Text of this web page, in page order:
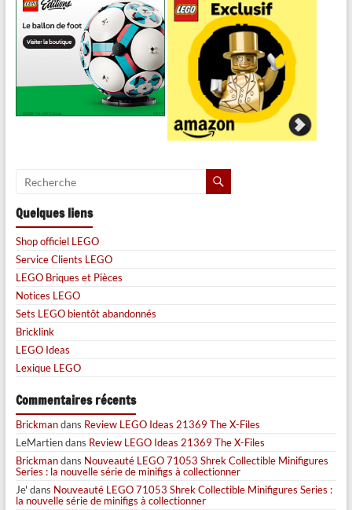
Quelques liens
Shop officiel LEGO
Service Clients LEGO
LEGO Briques et Pièces
Notices LEGO
Sets LEGO bientôt abandonnés
Bricklink
LEGO Ideas
Lexique LEGO
Commentaires récents
Brickmandans Review LEGO Ideas 21369 The X-Files
LeMartiendans Review LEGO Ideas 21369 The X-Files
Brickmandans Nouveauté LEGO 71053 Shrek Collectible Minifigures
Series : la nouvelle série de minifigs à collectionner
Je' dans Nouveauté LEGO 71053 Shrek Collectible Minifigures Series :
la nouvelle série de minifigs à collectionner